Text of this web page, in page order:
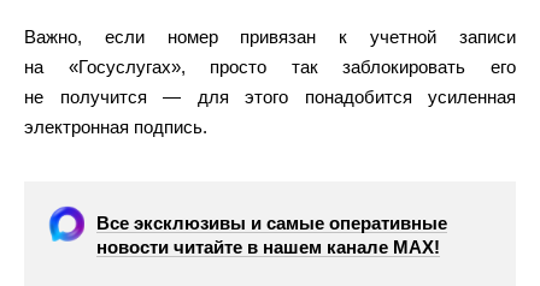
Важно, если номер привязан к учетной записи
на «Госуслугах», просто так заблокировать его
не получится — для этого понадобится усиленная
электронная подпись.
Все эксклюзивы и самые оперативные
новости читайте в нашем канале МАХ!